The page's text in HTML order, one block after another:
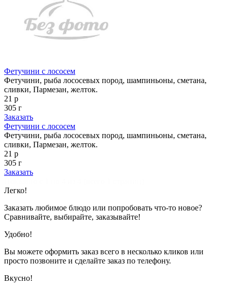
Фетучини с лососем
Фетучини, рыба лососевых пород, шампиньоны, сметана,
сливки, Пармезан, желток.
21 р
305 г
Заказать
Фетучини с лососем
Фетучини, рыба лососевых пород, шампиньоны, сметана,
сливки, Пармезан, желток.
21 р
305 г
Заказать
Легко!
Заказать любимое блюдо или попробовать что-то новое?
Сравнивайте, выбирайте, заказывайте!
Удобно!
Вы можете оформить заказ всего в несколько кликов или
просто позвоните и сделайте заказ по телефону.
Вкусно!